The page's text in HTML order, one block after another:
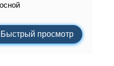
Быстрый просмотр